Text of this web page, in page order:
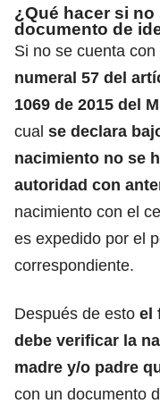
¿Qué hacer si
documento de
Si no se cuenta con
numeral 57 del
1069 de 2015 del
cual se declara
nacimiento no se
autoridad con
nacimiento con el
es expedido por el
correspondiente.
Después de esto el
debe verificar la
madre y/o padre
con un documento